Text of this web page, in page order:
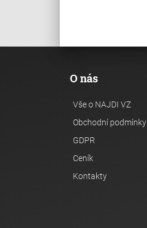
O nás
Vše o NAJDI VZ
Obchodní podmínky
GDPR
Ceník
Kontakty